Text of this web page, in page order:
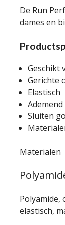
De Run
dames en
Geschikt
Gerichte
Elastisch
Ademend
Sluiten
Materialen
Polyamide,
elastisch,